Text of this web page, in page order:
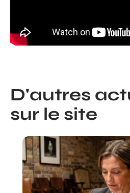
D'autres
sur le site